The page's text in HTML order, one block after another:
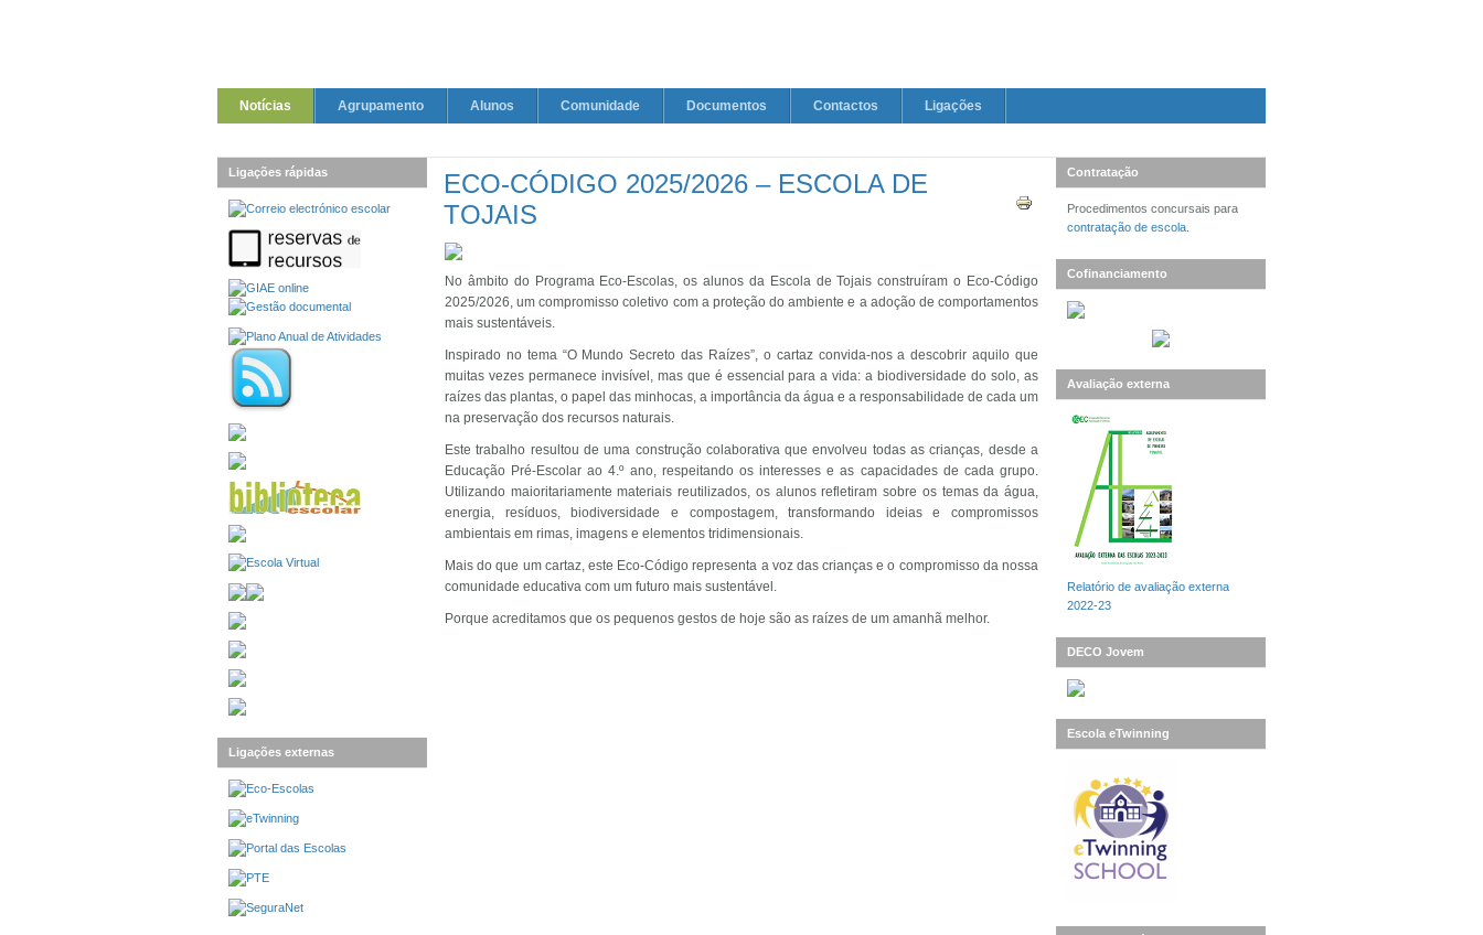
Notícias Agrupamento Alunos Comunidade Documentos Contactos Ligações
ECO-CÓDIGO 2025/2026 – ESCOLA DE
TOJAIS
No âmbito do Programa Eco-Escolas, os alunos da Escola de Tojais construíram o Eco-Código
2025/2026, um compromisso coletivo com a proteção do ambiente e a adoção de comportamentos
mais sustentáveis.
Inspirado no tema “O Mundo Secreto das Raízes”, o cartaz convida-nos a descobrir aquilo que
muitas vezes permanece invisível, mas que é essencial para a vida: a biodiversidade do solo, as
raízes das plantas, o papel das minhocas, a importância da água e a responsabilidade de cada um
na preservação dos recursos naturais.
Este trabalho resultou de uma construção colaborativa que envolveu todas as crianças, desde a
Educação Pré-Escolar ao 4.º ano, respeitando os interesses e as capacidades de cada grupo.
Utilizando maioritariamente materiais reutilizados, os alunos refletiram sobre os temas da água,
energia, resíduos, biodiversidade e compostagem, transformando ideias e compromissos
ambientais em rimas, imagens e elementos tridimensionais.
Mais do que um cartaz, este Eco-Código representa a voz das crianças e o compromisso da nossa
comunidade educativa com um futuro mais sustentável.
Porque acreditamos que os pequenos gestos de hoje são as raízes de um amanhã melhor.
Contratação
Procedimentos concursais para
contratação de escola
Cofinanciamento
Avaliação externa
Relatório de avaliação externa
2022-23
DECO Jovem
Escola eTwinning
Ligações rápidas
Ligações externas